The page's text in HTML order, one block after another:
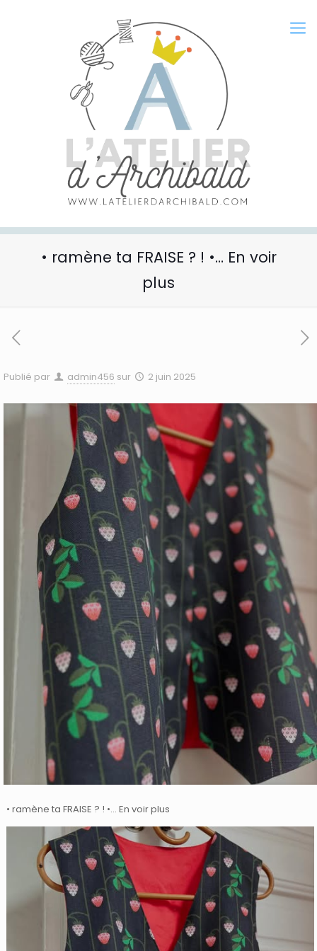
• ramène ta FRAISE ? ! •… En voir
plus
Publié par admin456 sur 2 juin 2025
• ramène ta FRAISE ? ! •… En voir plus